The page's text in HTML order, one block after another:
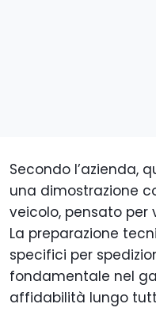
Secondo l’azienda,
una dimostrazione
veicolo, pensato
La preparazione
specifici per
fondamentale nel
affidabilità lungo